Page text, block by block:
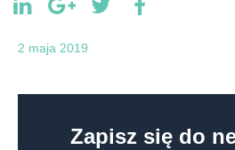
2 maja 2019
Zapisz się do